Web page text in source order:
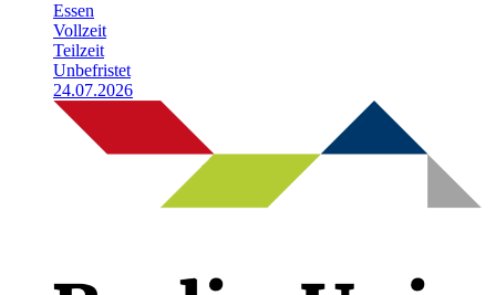
Essen
Vollzeit
Teilzeit
Unbefristet
24.07.2026